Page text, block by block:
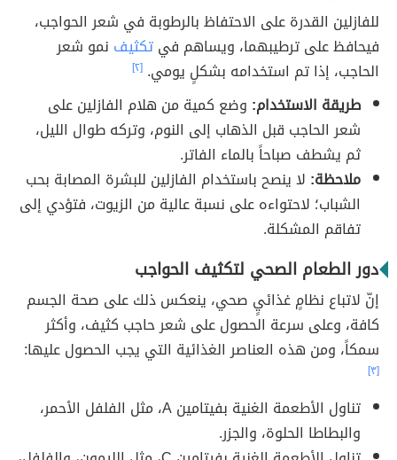
للفازلين القدرة على الاحتفاظ بالرطوبة في شعر الحواجب،
فيحافظ على ترطيبهما، ويساهم فيتكثيف نمو شعر
الحاجب، إذا تم استخدامه بشكلٍ يومي. [٢]
طريقة الاستخدام: وضع كمية من هلام الفازلين على
شعر الحاجب قبل الذهاب إلى النوم، وتركه طوال الليل،
ثم يشطف صباحاً بالماء الفاتر.
ملاحظة: لا ينصح باستخدام الفازلين للبشرة المصابة بحب
الشباب؛ لاحتواءه على نسبة عالية من الزيوت، فتؤدي إلى
تفاقم المشكلة.
دور الطعام الصحي لتكثيف الحواجب
إنّ لاتباع نظامٍ غذائيٍ صحي، ينعكس ذلك على صحة الجسم
كافة، وعلى سرعة الحصول على شعر حاجب كثيف، وأكثر
سمكاً، ومن هذه العناصر الغذائية التي يجب الحصول عليها:
[٣]
تناول الأطعمة الغنية بفيتامين A، مثل الفلفل الأحمر،
والبطاطا الحلوة، والجزر.